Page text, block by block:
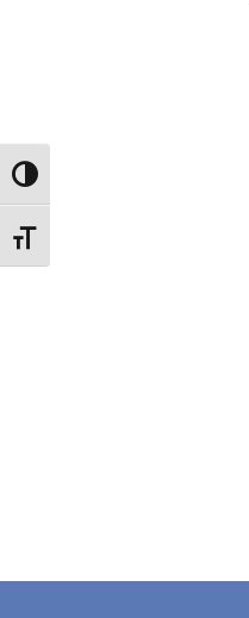
Attiva/disattiva alto contrasto
Attiva/disattiva dimensione